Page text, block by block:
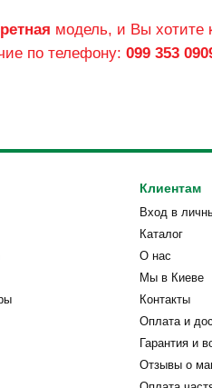
модель, и Вы хотите
по телефону: 099 353
Клиентам
Вход в
Каталог
О нас
Мы в Киеве
Контакты
Оплата и
Гарантия и
Отзывы о